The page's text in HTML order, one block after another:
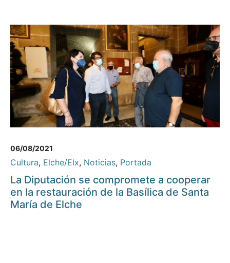
06/08/2021
Cultura, Elche/Elx, Noticias, Portada
La Diputación se compromete a cooperar
en la restauración de la Basílica de Santa
María de Elche